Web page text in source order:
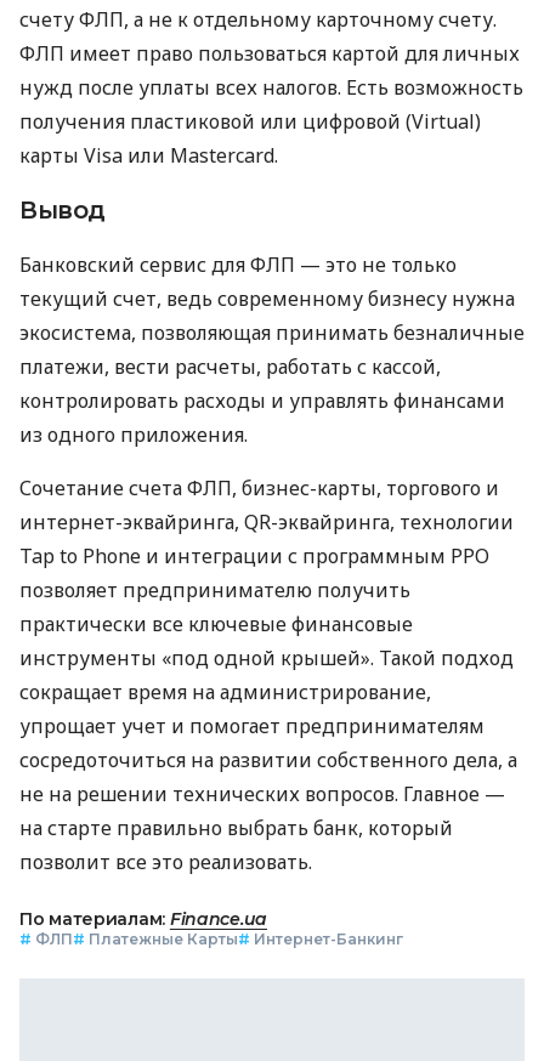
счету ФЛП, а не к отдельному карточному счету.
ФЛП имеет право пользоваться картой для личных
нужд после уплаты всех налогов. Есть возможность
получения пластиковой или цифровой (Virtual)
карты Visa или Mastercard.
Вывод
Банковский сервис для ФЛП — это не только
текущий счет, ведь современному бизнесу нужна
экосистема, позволяющая принимать безналичные
платежи, вести расчеты, работать с кассой,
контролировать расходы и управлять финансами
из одного приложения.
Сочетание счета ФЛП, бизнес-карты, торгового и
интернет-эквайринга, QR-эквайринга, технологии
Tap to Phone и интеграции с программным РРО
позволяет предпринимателю получить
практически все ключевые финансовые
инструменты «под одной крышей». Такой подход
сокращает время на администрирование,
упрощает учет и помогает предпринимателям
сосредоточиться на развитии собственного дела, а
не на решении технических вопросов. Главное —
на старте правильно выбрать банк, который
позволит все это реализовать.
По материалам: Finance.ua
# ФЛП# Платежные Карты# Интернет-Банкинг